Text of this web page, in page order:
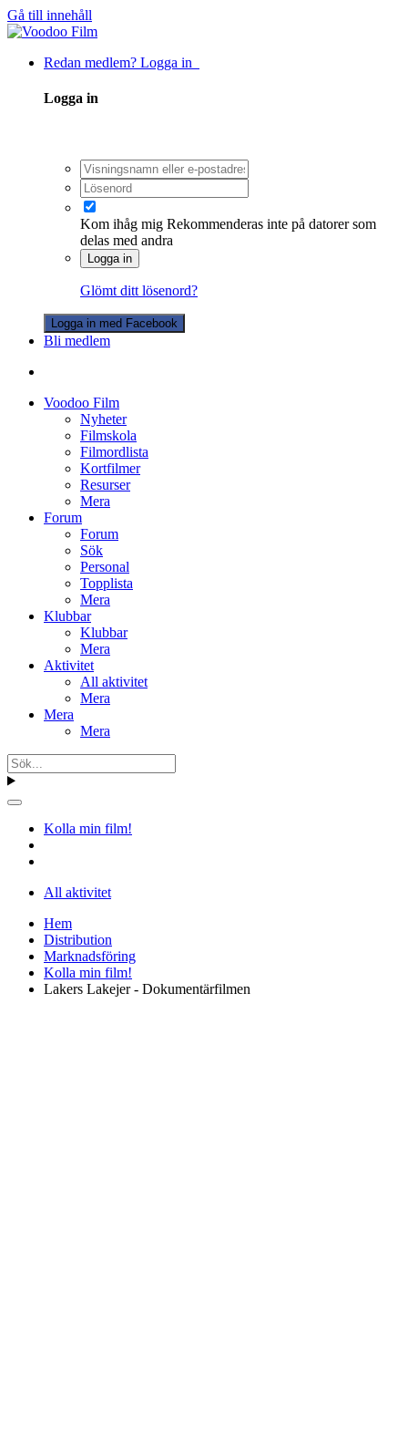
Gå till innehåll
Redan medlem? Logga in
Logga in
Kom ihåg mig Rekommenderas inte på datorer som
delas med andra
Logga in
Glömt ditt lösenord?
Logga in med Facebook
Bli medlem
Voodoo Film
Nyheter
Filmskola
Filmordlista
Kortfilmer
Resurser
Mera
Forum
Forum
Sök
Personal
Topplista
Mera
Klubbar
Klubbar
Mera
Aktivitet
All aktivitet
Mera
Mera
Mera
Kolla min film!
All aktivitet
Hem
Distribution
Marknadsföring
Kolla min film!
Lakers Lakejer - Dokumentärfilmen